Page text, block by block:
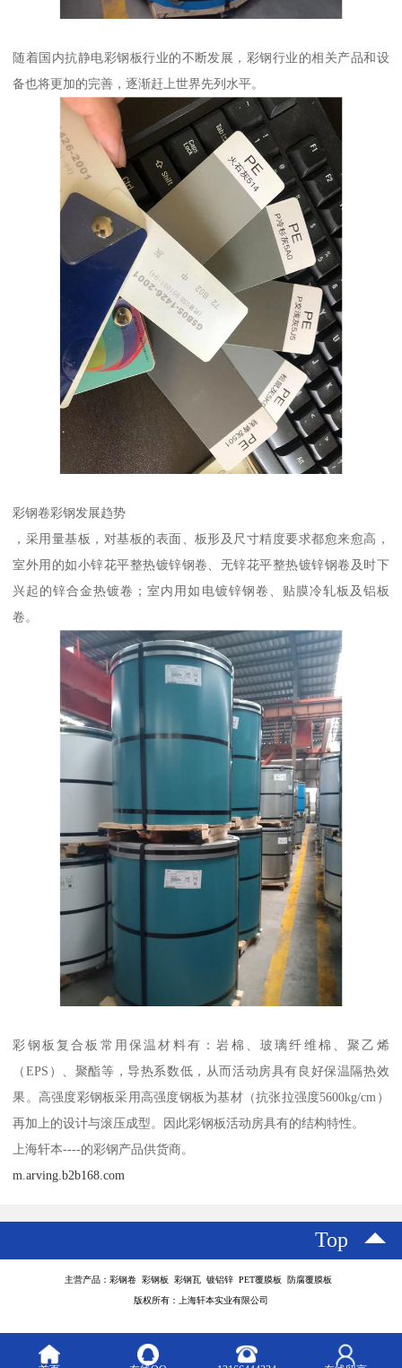
随着国内抗静电彩钢板行业的不断发展，彩钢行业的相关产品和设
备也将更加的完善，逐渐赶上世界先列水平。
彩钢卷彩钢发展趋势
，采用量基板，对基板的表面、板形及尺寸精度要求都愈来愈高，
室外用的如小锌花平整热镀锌钢卷、无锌花平整热镀锌钢卷及时下
兴起的锌合金热镀卷；室内用如电镀锌钢卷、贴膜冷轧板及铝板
卷。
彩钢板复合板常用保温材料有：岩棉、玻璃纤维棉、聚乙烯
（EPS）、聚酯等，导热系数低，从而活动房具有良好保温隔热效
果。高强度彩钢板采用高强度钢板为基材（抗张拉强度5600kg/cm）
再加上的设计与滚压成型。因此彩钢板活动房具有的结构特性。
上海轩本----的彩钢产品供货商。
m.arving.b2b168.com
Top
主营产品：彩钢卷 彩钢板 彩钢瓦 镀铝锌 PET覆膜板 防腐覆膜板
版权所有：上海轩本实业有限公司